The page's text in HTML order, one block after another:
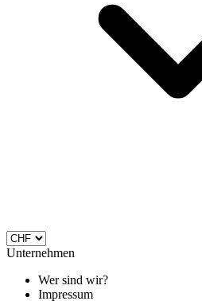
Unternehmen
Wer sind wir?
Impressum